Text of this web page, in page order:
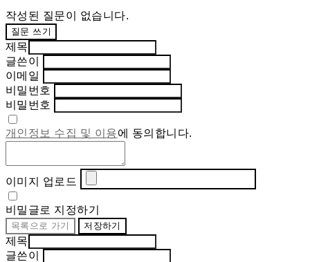
작성된 질문이 없습니다.
질문 쓰기
제목
글쓴이
이메일
비밀번호
비밀번호
개인정보 수집 및 이용에 동의합니다.
이미지 업로드
비밀글로 지정하기
목록으로 가기 저장하기
제목
글쓴이